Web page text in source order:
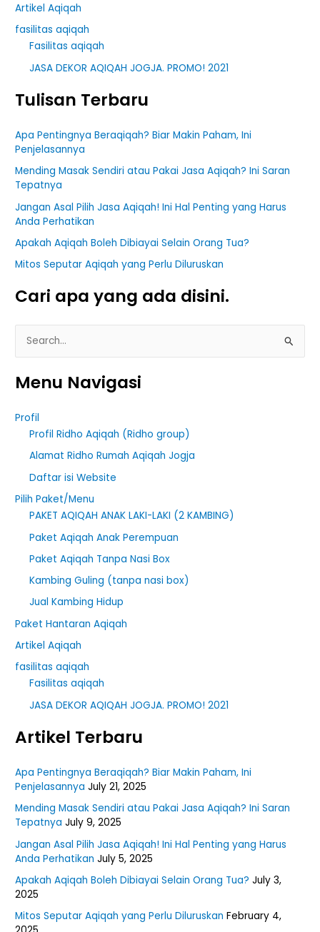
Artikel Aqiqah
fasilitas aqiqah
Fasilitas aqiqah
JASA DEKOR AQIQAH JOGJA. PROMO! 2021
Tulisan Terbaru
Apa Pentingnya Beraqiqah? Biar Makin Paham, Ini
Penjelasannya
Mending Masak Sendiri atau Pakai Jasa Aqiqah? Ini Saran
Tepatnya
Jangan Asal Pilih Jasa Aqiqah! Ini Hal Penting yang Harus
Anda Perhatikan
Apakah Aqiqah Boleh Dibiayai Selain Orang Tua?
Mitos Seputar Aqiqah yang Perlu Diluruskan
Cari apa yang ada disini.
a
c
r
Menu Navigasi
Profil
Profil Ridho Aqiqah (Ridho group)
Alamat Ridho Rumah Aqiqah Jogja
Daftar isi Website
Pilih Paket/Menu
PAKET AQIQAH ANAK LAKI-LAKI (2 KAMBING)
Paket Aqiqah Anak Perempuan
Paket Aqiqah Tanpa Nasi Box
Kambing Guling (tanpa nasi box)
Jual Kambing Hidup
Paket Hantaran Aqiqah
Artikel Aqiqah
fasilitas aqiqah
Fasilitas aqiqah
JASA DEKOR AQIQAH JOGJA. PROMO! 2021
Artikel Terbaru
Apa Pentingnya Beraqiqah? Biar Makin Paham, Ini
Penjelasannya July 21, 2025
Mending Masak Sendiri atau Pakai Jasa Aqiqah? Ini Saran
Tepatnya July 9, 2025
Jangan Asal Pilih Jasa Aqiqah! Ini Hal Penting yang Harus
Anda Perhatikan July 5, 2025
Apakah Aqiqah Boleh Dibiayai Selain Orang Tua? July 3,
2025
Mitos Seputar Aqiqah yang Perlu Diluruskan February 4,